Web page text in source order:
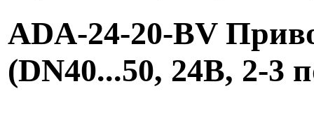
ADA-24-20-BV
(DN40...50, 24В, 2-3